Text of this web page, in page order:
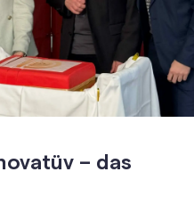
– das